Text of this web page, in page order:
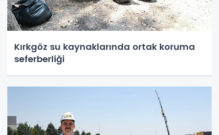
Kırkgöz su kaynaklarında ortak koruma
seferberliği